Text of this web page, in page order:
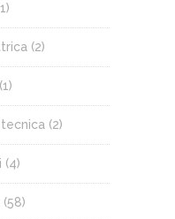
(2)
(1)
(2)
(4)
(58)